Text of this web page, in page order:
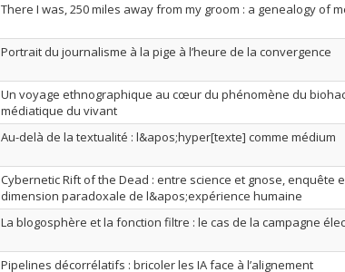
There I was, 250 miles away from my groom : a genealogy of
Portrait du journalisme à la pige à l’heure de la convergence
Un voyage ethnographique au cœur du phénomène du
médiatique du vivant
Au-delà de la textualité : l&apos;hyper[texte] comme médium
Cybernetic Rift of the Dead : entre science et gnose, enquête
dimension paradoxale de l&apos;expérience humaine
La blogosphère et la fonction filtre : le cas de la campagne
Pipelines décorrélatifs : bricoler les IA face à l’alignement